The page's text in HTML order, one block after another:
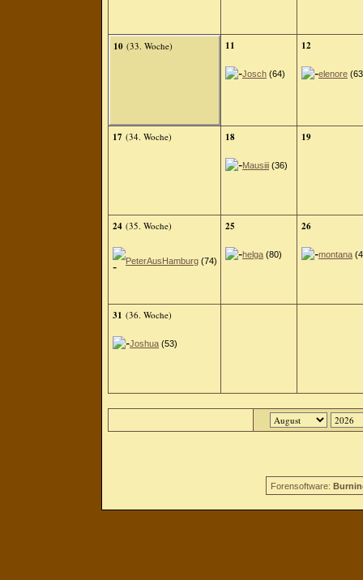
10 (33. Woche) 11
Josch (64)
12
elenore
17 (34. Woche) 18
Mausiii (36)
19
24 (35. Woche)
PeterAusHamburg (74)
25
helga (80)
26
montana
31 (36. Woche)
Joshua (53)
Forensoftware: